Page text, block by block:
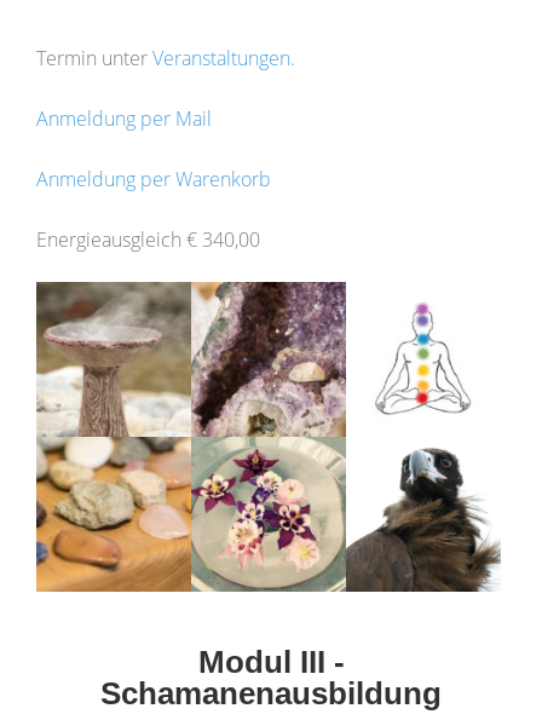
Termin unterVeranstaltungen.
Anmeldung per Mail
Anmeldung per Warenkorb
Energieausgleich € 340,00
Modul III -
Schamanenausbildung